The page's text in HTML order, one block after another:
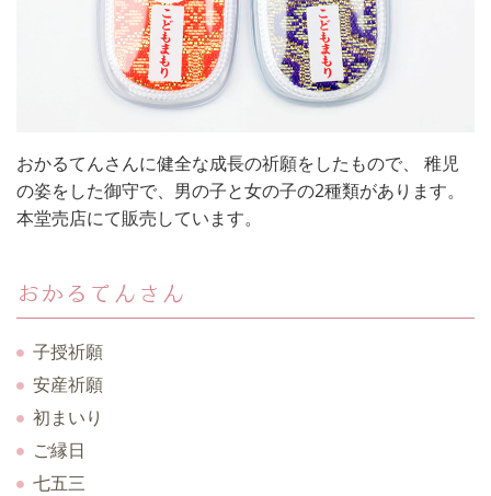
おかるてんさんに健全な成長の祈願をしたもので、 稚児
の姿をした御守で、男の子と女の子の2種類があります。
本堂売店にて販売しています。
おかるてんさん
子授祈願
安産祈願
初まいり
ご縁日
七五三